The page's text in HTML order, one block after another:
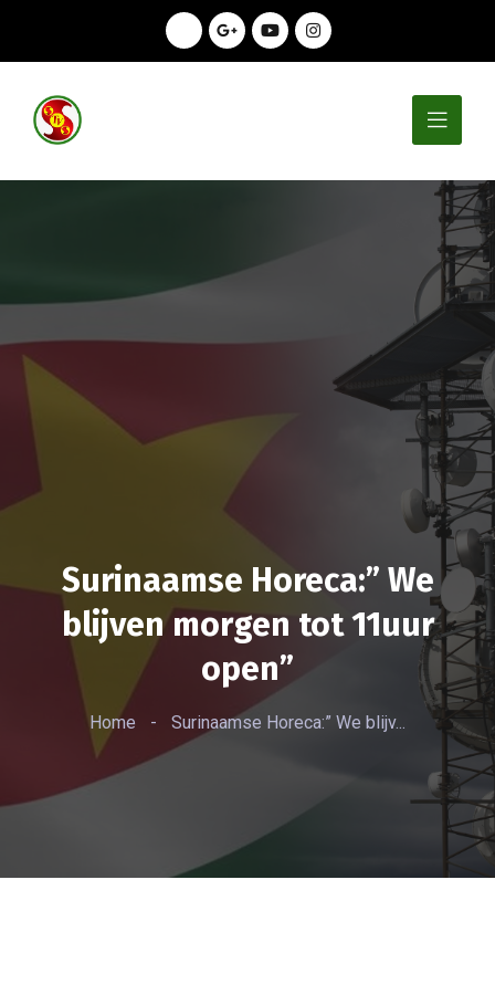
Surinaamse Horeca:” We
blijven morgen tot 11uur
open”
Home - Surinaamse Horeca:” We blijv...